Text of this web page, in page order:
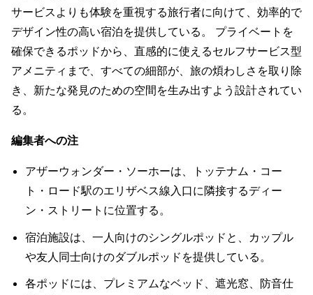
サービスよりも体験を重視する旅行者に向けて、効率的で
デザイン性の高い宿泊を提供している。 プライベートを
確保できるポッドから、直感的に使えるセルフサービス型
アメニティまで、すべての細部が、旅の煩わしさを取り除
き、新たな発見のための空間を生み出すよう設計されてい
る。
編集者への注
アザーウォンダー・ソーホーは、トッテナム・コー
ト・ロード駅のエリザベス線入口に隣接するディー
ン・ストリートに位置する。
宿泊施設は、一人向けのシングルポッドと、カップル
や友人同士向けのダブルポッドを提供している。
各ポッドには、プレミアムなベッド、遮光窓、防音仕